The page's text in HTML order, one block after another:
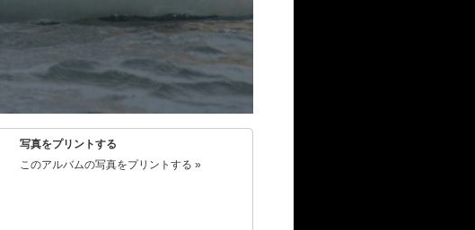
写真をプリントする
このアルバムの写真をプリントする »